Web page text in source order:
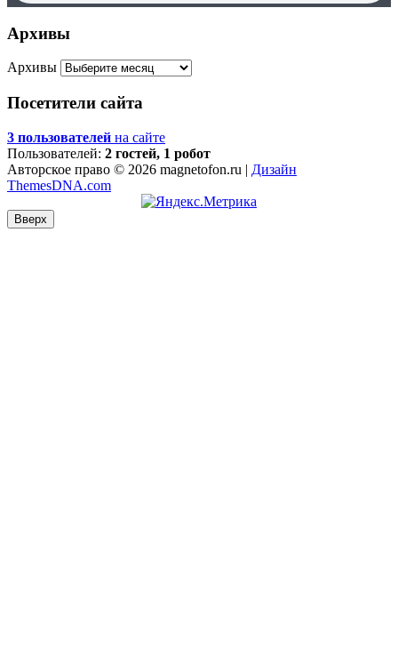
Архивы
Архивы
Посетители сайта
3 пользователей на сайте
Пользователей: 2 гостей, 1 робот
Авторское право © 2026 magnetofon.ru | Дизайн
ThemesDNA.com
Вверх